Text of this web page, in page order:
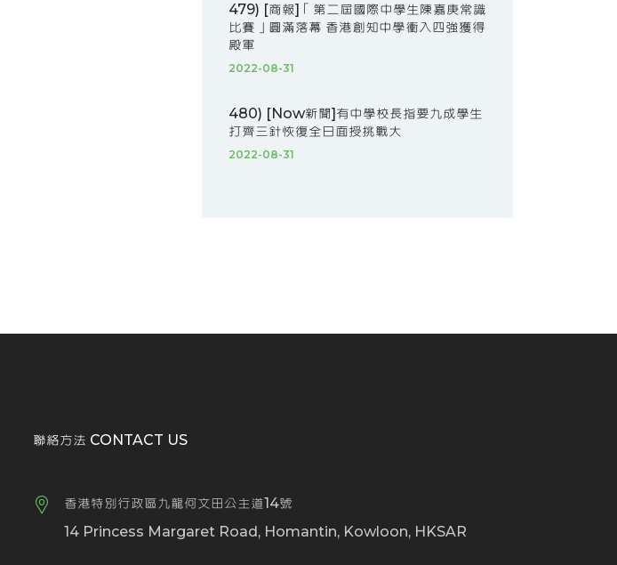
479) [商報]「第二屆國際中學生陳嘉庚常識
比賽」圓滿落幕 香港創知中學衝入四強獲得
殿軍
2022-08-31
480) [Now新聞]有中學校長指要九成學生
打齊三針恢復全日面授挑戰大
2022-08-31
聯絡方法 CONTACT US
香港特別行政區九龍何文田公主道14號
14 Princess Margaret Road, Homantin, Kowloon, HKSAR